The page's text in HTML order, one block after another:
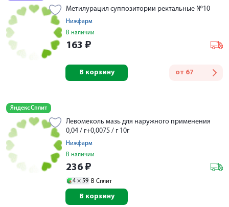
Метилурацил суппозитории ректальные №10
Нижфарм
В наличии
163 ₽
от 67
В корзину
Яндекс Сплит
Левомеколь мазь для наружного применения
0,04 / г+0,0075 / г 10г
Нижфарм
В наличии
236 ₽
4 × 59 В Сплит
В корзину